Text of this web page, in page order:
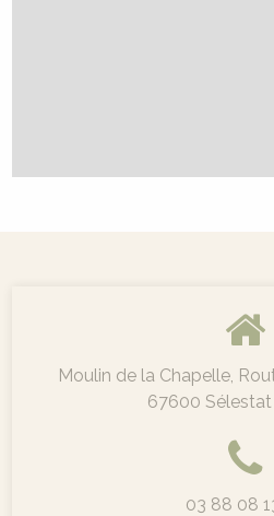
Moulin de la Chapelle,
67600 Sélestat
03 88 08